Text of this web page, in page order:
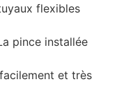
flexibles
pince installée
et très